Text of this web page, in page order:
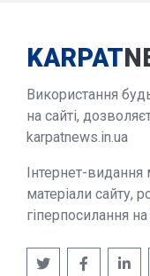
KARPAT
Використання
на сайті,
karpatnews.in.ua
Інтернет-
матеріали сайту,
гіперпосилання